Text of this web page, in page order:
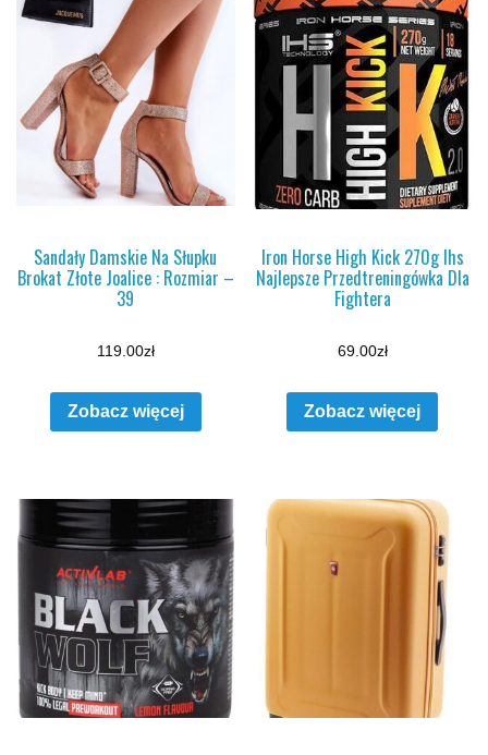
Sandały Damskie Na Słupku
Brokat Złote Joalice : Rozmiar –
39
119.00zł
Zobacz więcej
Iron Horse High Kick 270g Ihs
Najlepsze Przedtreningówka Dla
Fightera
69.00zł
Zobacz więcej